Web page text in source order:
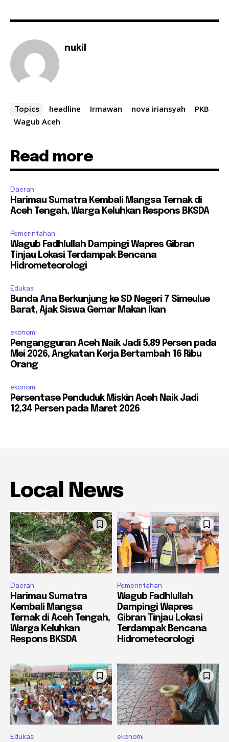
nukil
Topics headline Irmawan nova iriansyah
PKB
Wagub Aceh
Read more
Daerah
Harimau Sumatra Kembali Mangsa Ternak di
Aceh Tengah, Warga Keluhkan Respons BKSDA
Pemerintahan
Wagub Fadhlullah Dampingi Wapres Gibran
Tinjau Lokasi Terdampak Bencana
Hidrometeorologi
Edukasi
Bunda Ana Berkunjung ke SD Negeri 7 Simeulue
Barat, Ajak Siswa Gemar Makan Ikan
ekonomi
Pengangguran Aceh Naik Jadi 5,89 Persen pada
Mei 2026, Angkatan Kerja Bertambah 16 Ribu
Orang
ekonomi
Persentase Penduduk Miskin Aceh Naik Jadi
12,34 Persen pada Maret 2026
Local News
Daerah
Harimau Sumatra
Kembali Mangsa
Ternak di Aceh Tengah,
Warga Keluhkan
Respons BKSDA
Pemerintahan
Wagub Fadhlullah
Dampingi Wapres
Gibran Tinjau Lokasi
Terdampak Bencana
Hidrometeorologi
Edukasi ekonomi